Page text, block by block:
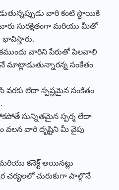
వారి కంటి స్థాయికి
వారు సురక్షితంగా మరియు మీతో
భావిస్తారు.
వారిని పేరుతో పిలవాలి
మాట్లాడుతున్నారన్న సంకేతం
లేదా స్పష్టమైన సంకేతం
సున్నితమైన స్పర్శ లేదా
వలన వారి దృష్టిని మీ వైపు
కనెక్ట్ అయినట్లు
చర్యలలో చురుకుగా పాల్గొనే